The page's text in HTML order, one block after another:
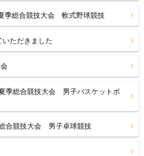
季総合競技大会 軟式野球競技
ただきました
季総合競技大会 男子バスケットボ
合競技大会 男子卓球競技